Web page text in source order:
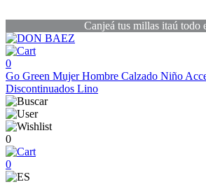
Canjeá tus millas itaú todo
0
Go Green MujerHombre Calzado Niño
Discontinuados Lino
0
0